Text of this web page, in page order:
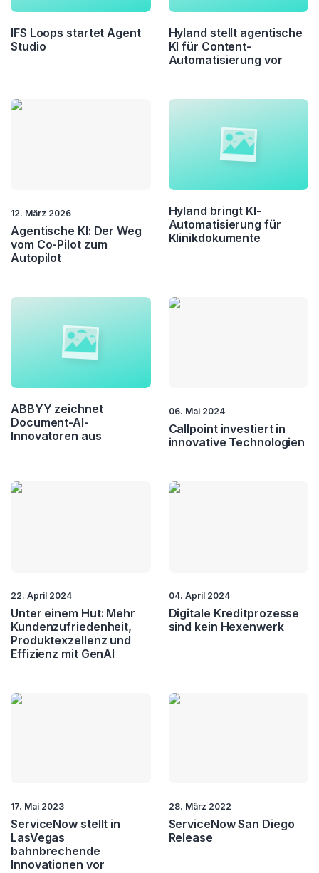
IFS Loops startet Agent
Studio
Hyland stellt agentische
KI für Content-
Automatisierung vor
12. März 2026
Agentische KI: Der Weg
vom Co-Pilot zum
Autopilot
Hyland bringt KI-
Automatisierung für
Klinikdokumente
ABBYY zeichnet
Document-AI-
Innovatoren aus
06. Mai 2024
Callpoint investiert in
innovative Technologien
22. April 2024
Unter einem Hut: Mehr
Kundenzufriedenheit,
Produktexzellenz und
Effizienz mit GenAI​
04. April 2024
Digitale Kreditprozesse
sind kein Hexenwerk
17. Mai 2023
ServiceNow stellt in
LasVegas
bahnbrechende
Innovationen vor
28. März 2022
ServiceNow San Diego
Release